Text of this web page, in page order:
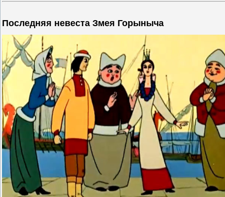
Последняя невеста Змея Горыныча